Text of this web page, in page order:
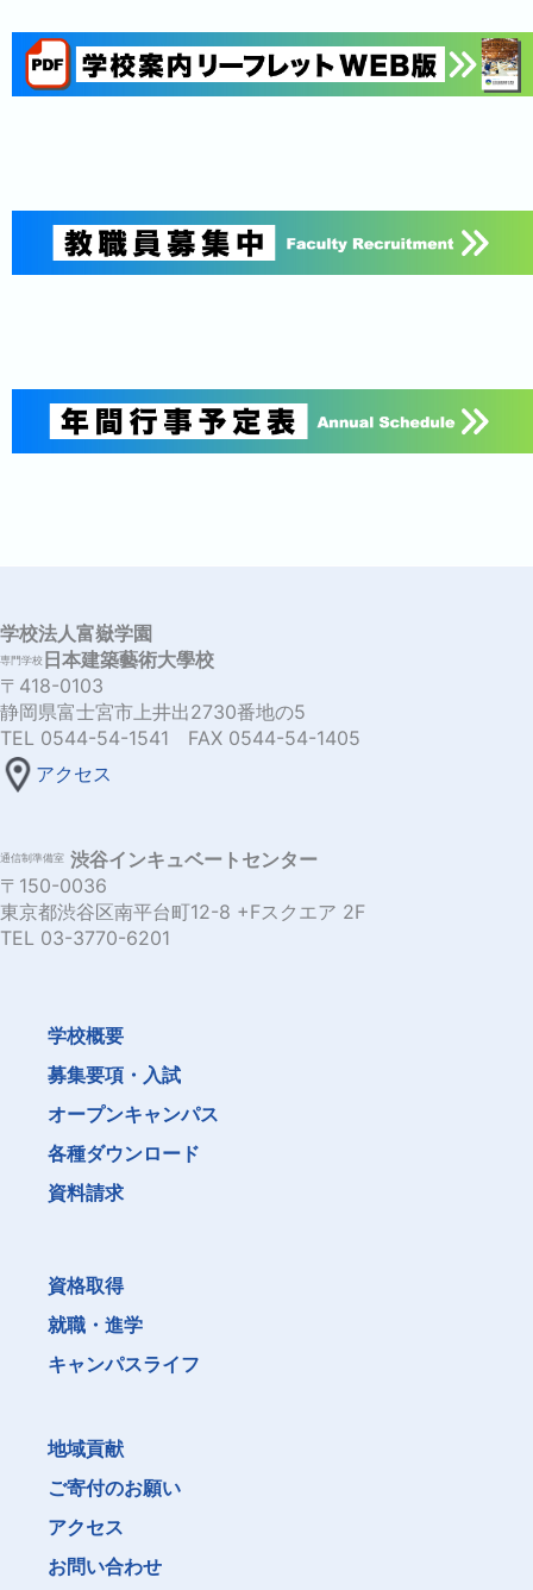
学校法人富嶽学園
専門学校日本建築藝術大學校
〒418-0103
静岡県富士宮市上井出2730番地の5
TEL 0544-54-1541 FAX 0544-54-1405
アクセス
通信制準備室 渋谷インキュベートセンター
〒150-0036
東京都渋谷区南平台町12-8 +Fスクエア 2F
TEL 03-3770-6201
学校概要
募集要項・入試
オープンキャンパス
各種ダウンロード
資料請求
資格取得
就職・進学
キャンパスライフ
地域貢献
ご寄付のお願い
アクセス
お問い合わせ